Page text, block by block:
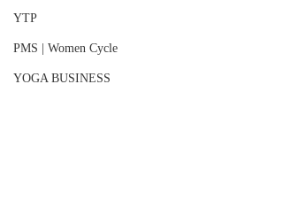
YTP
PMS | Women Cycle
YOGA BUSINESS